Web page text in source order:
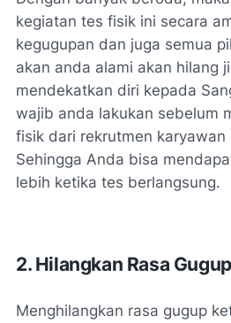
kegiatan tes fisik ini secara
kegugupan dan juga semua
akan anda alami akan hilang
mendekatkan diri kepada
wajib anda lakukan sebelum
fisik dari rekrutmen karyawan
Sehingga Anda bisa
lebih ketika tes berlangsung.
2. Hilangkan Rasa Gugup
Menghilangkan rasa gugup